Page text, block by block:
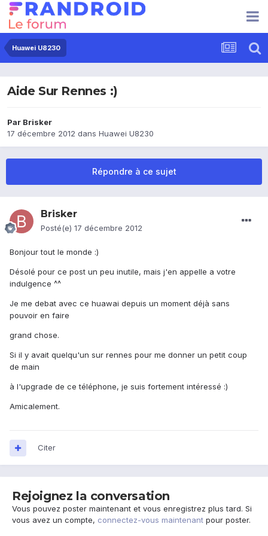
Huawei U8230
Aide Sur Rennes :)
Par Brisker
17 décembre 2012 dans Huawei U8230
Répondre à ce sujet
Brisker
Posté(e) 17 décembre 2012
Bonjour tout le monde :)
Désolé pour ce post un peu inutile, mais j'en appelle a votre
indulgence ^^
Je me debat avec ce huawai depuis un moment déjà sans
pouvoir en faire
grand chose.
Si il y avait quelqu'un sur rennes pour me donner un petit coup
de main
à l'upgrade de ce téléphone, je suis fortement intéressé :)
Amicalement.
Citer
Rejoignez la conversation
Vous pouvez poster maintenant et vous enregistrez plus tard. Si
vous avez un compte, connectez-vous maintenant pour poster.